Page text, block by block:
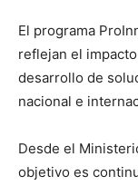
El programa
reflejan el
desarrollo de
nacional e
Desde el
objetivo es